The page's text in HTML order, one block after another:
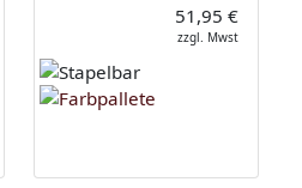
51,95 €
zzgl. Mwst